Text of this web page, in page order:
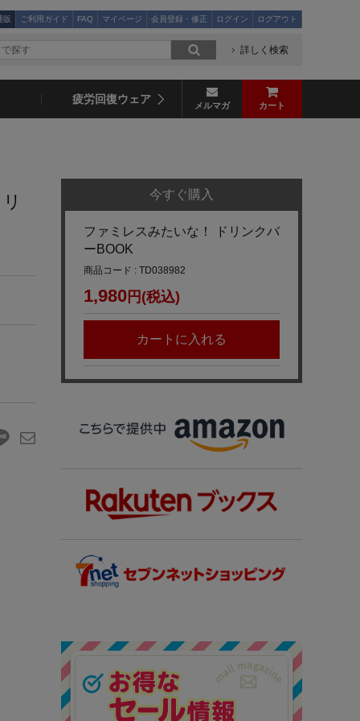
販 ご利用ガイド FAQ マイページ 会員登録・修正 ログイン ログアウト
詳しく検索
疲労回復ウェア メルマガ カート
今すぐ購入
ファミレスみたいな！ ドリンクバ
ーBOOK
商品コード : TD038982
1,980 円(税込)
カートに入れる